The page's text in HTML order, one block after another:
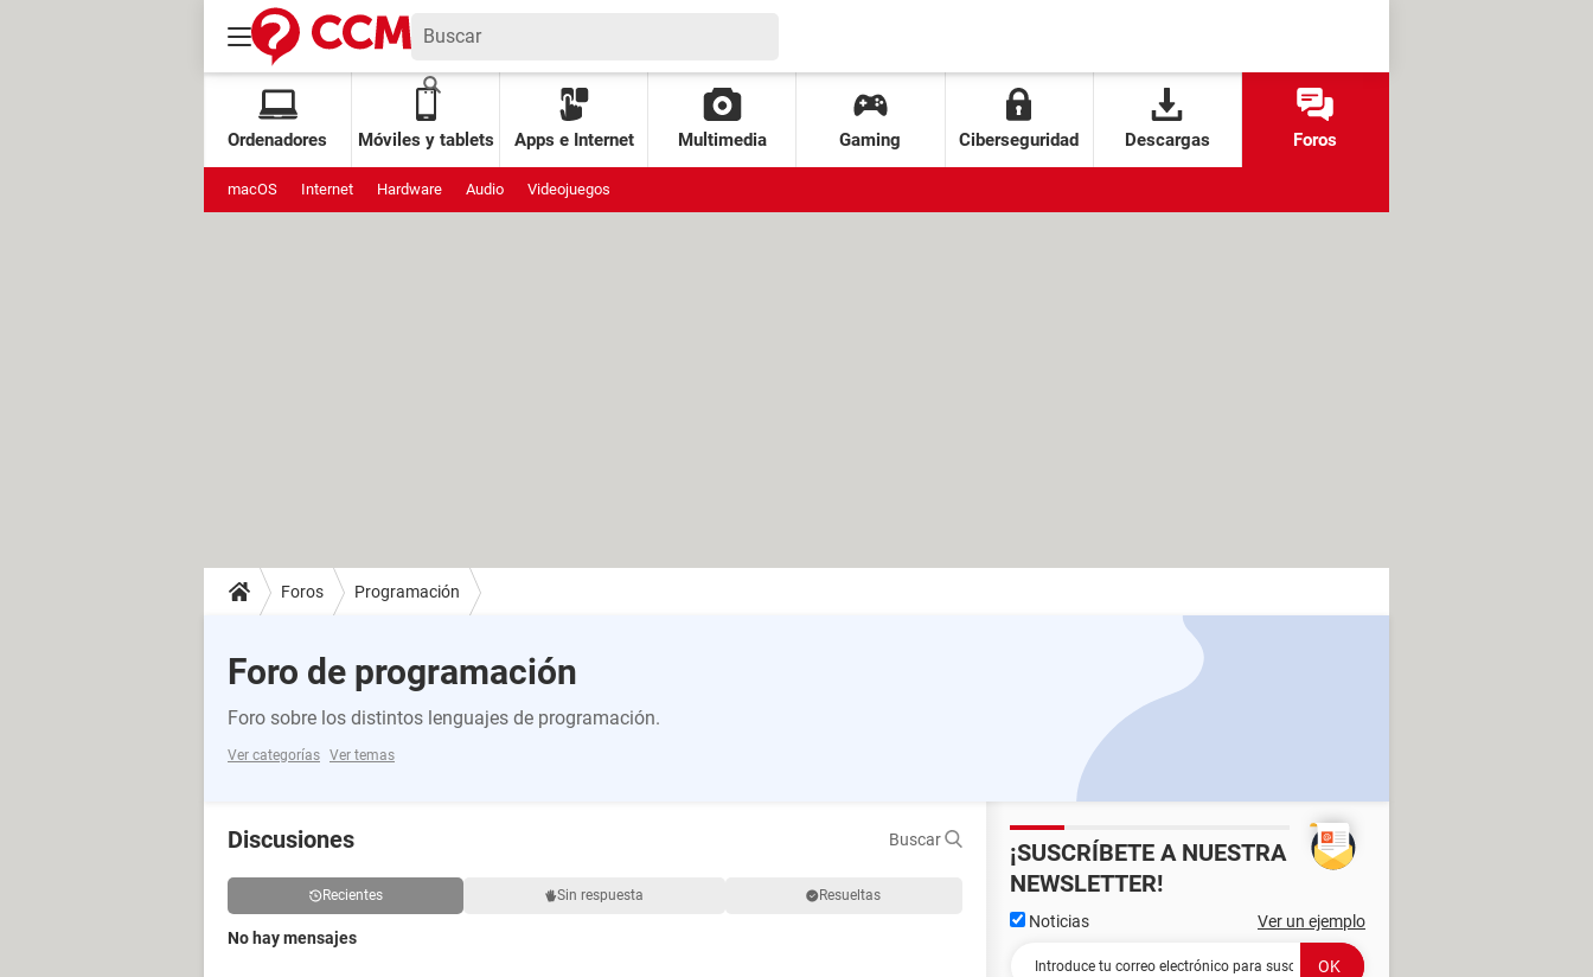
Ordenadores Móviles y tablets Apps e Internet Multimedia Gaming Ciberseguridad Descargas Foros
macOS Internet Hardware Audio Videojuegos
Foros Programación
Foro de programación
Foro sobre los distintos lenguajes de programación.
Ver categorías Ver temas
Discusiones Buscar
Recientes Sin respuesta Resueltas
No hay mensajes
¡SUSCRÍBETE A NUESTRA
NEWSLETTER!
Noticias Ver un ejemplo